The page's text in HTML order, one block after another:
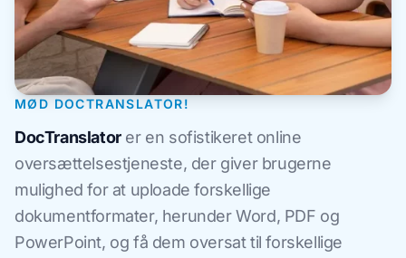
MØD DOCTRANSLATOR!
DocTranslatorer en sofistikeret online
oversættelsestjeneste, der giver brugerne
mulighed for at uploade forskellige
dokumentformater, herunder Word, PDF og
PowerPoint, og få dem oversat til forskellige